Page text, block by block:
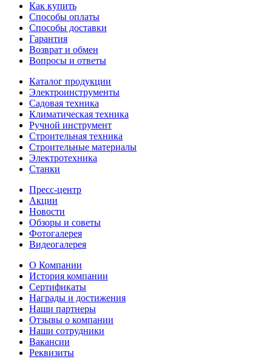
Как купить
Способы оплаты
Способы доставки
Гарантия
Возврат и обмен
Вопросы и ответы
Каталог продукции
Электроинструменты
Садовая техника
Климатическая техника
Ручной инструмент
Строительная техника
Строительные материалы
Электротехника
Станки
Пресс-центр
Акции
Новости
Обзоры и советы
Фотогалерея
Видеогалерея
О Компании
История компании
Сертификаты
Награды и достижения
Наши партнеры
Отзывы о компании
Наши сотрудники
Вакансии
Реквизиты